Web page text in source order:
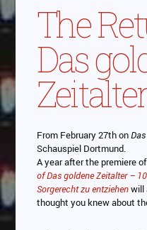
The
Das
From February 27th on
Schauspiel Dortmund.
A year after the premiere
of Das goldene Zeitalter –
Sorgerecht zu entziehenwill
thought you knew about